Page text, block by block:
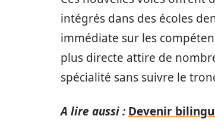
intégrés dans des écoles
immédiate sur les
plus directe attire de
spécialité sans suivre le
A lire aussi : Devenir